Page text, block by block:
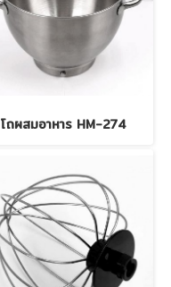
โถผสมอาหาร HM-274